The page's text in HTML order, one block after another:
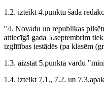
1.2. izteikt 4.punktu šādā
"4. Novadu un republikas
attiecīgā gada 5.septembrim
izglītības iestādēs (pa klasēm
1.3. aizstāt 5.punktā vārdu
1.4. izteikt 7.1., 7.2. un